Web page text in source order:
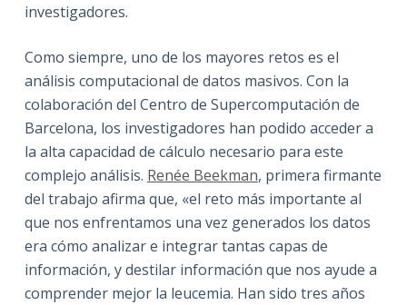
investigadores.
Como siempre, uno de los mayores retos es el
análisis computacional de datos masivos. Con la
colaboración del Centro de Supercomputación de
Barcelona, los investigadores han podido acceder a
la alta capacidad de cálculo necesario para este
complejo análisis. Renée Beekman, primera firmante
del trabajo afirma que, «el reto más importante al
que nos enfrentamos una vez generados los datos
era cómo analizar e integrar tantas capas de
información, y destilar información que nos ayude a
comprender mejor la leucemia. Han sido tres años